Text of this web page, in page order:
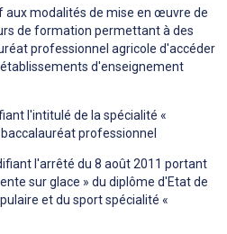
aux modalités de mise en œuvre de
de formation permettant à des
professionnel agricole d'accéder
d'enseignement
l'intitulé de la spécialité «
baccalauréat professionnel
l'arrêté du 8 août 2011 portant
sur glace » du diplôme d'Etat de
et du sport spécialité «